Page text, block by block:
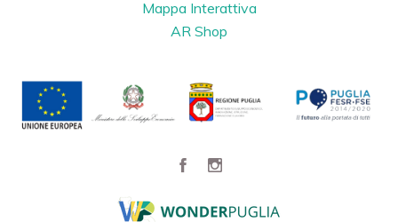
Mappa Interattiva
AR Shop